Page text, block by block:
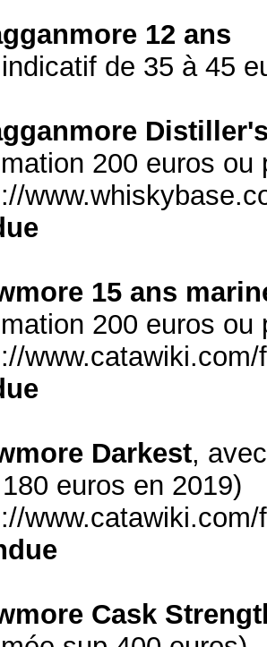
12 ans
de 35 à 45
200 euros
15 ans
200 euros ou
Darkest,
euros en 2019)
Cask